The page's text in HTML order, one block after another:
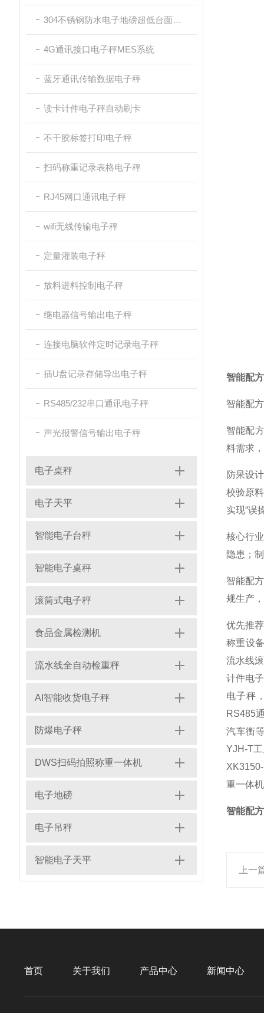
304不锈钢防水电子地磅超低台面带斜坡
4G通讯接口电子秤MES系统
蓝牙通讯传输数据电子秤
读卡计件电子秤自动刷卡
不干胶标签打印电子秤
扫码称重记录表格电子秤
RJ45网口通讯电子秤
wifi无线传输电子秤
定量灌装电子秤
放料进料控制电子秤
继电器信号输出电子秤
连接电脑软件定时记录电子秤
插U盘记录存储导出电子秤
RS485/232串口通讯电子秤
声光报警信号输出电子秤
电子桌秤
电子天平
智能电子台秤
智能电子桌秤
滚筒式电子秤
食品金属检测机
流水线全自动检重秤
AI智能收货电子秤
防爆电子秤
DWS扫码拍照称重一体机
电子地磅
电子吊秤
智能电子天平
智能配
智能配
智能配
料需求
防呆设
校验原
实现“误
核心行
隐患；
智能配
规生产
优先推
称重设
流水线
计件电
电子秤
RS485
汽车衡
YJH-T
重一体
智能配
上一
首页 关于我们 产品中心 新闻中心